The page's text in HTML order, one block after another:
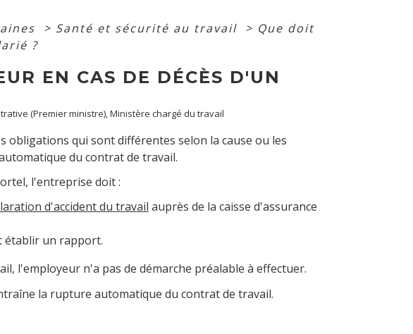
> Santé et sécurité au travail > Que doit
?
EN CAS DE DÉCÈS D'UN
(Premier ministre), Ministère chargé du travail
obligations qui sont différentes selon la cause ou les
du contrat de travail.
l'entreprise doit :
d'accident du travail auprès de la caisse d'assurance
établir un rapport.
l'employeur n'a pas de démarche préalable à effectuer.
la rupture automatique du contrat de travail.